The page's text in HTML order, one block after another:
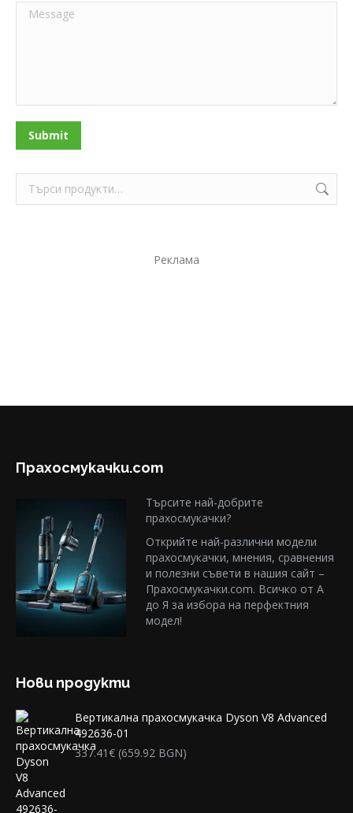
Message
Submit
Реклама
Прахосмукачки.com
Търсите най-добрите
прахосмукачки?
Открийте най-различни модели
прахосмукачки, мнения, сравнения
и полезни съвети в нашия сайт –
Прахосмукачки.com. Всичко от А
до Я за избора на перфектния
модел!
Нови продукти
Вертикална прахосмукачка Dyson V8 Advanced
492636-01
337.41€ (659.92 BGN)